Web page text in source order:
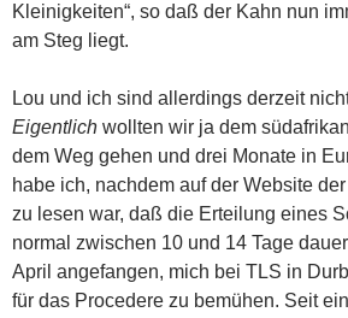
Kleinigkeiten“, so daß der Kahn nun
am Steg liegt.
Lou und ich sind allerdings derzeit
Eigentlich wollten wir ja dem
dem Weg gehen und drei Monate in
habe ich, nachdem auf der Website
zu lesen war, daß die Erteilung eines
normal zwischen 10 und 14 Tage
April angefangen, mich bei TLS in
für das Procedere zu bemühen. Seit